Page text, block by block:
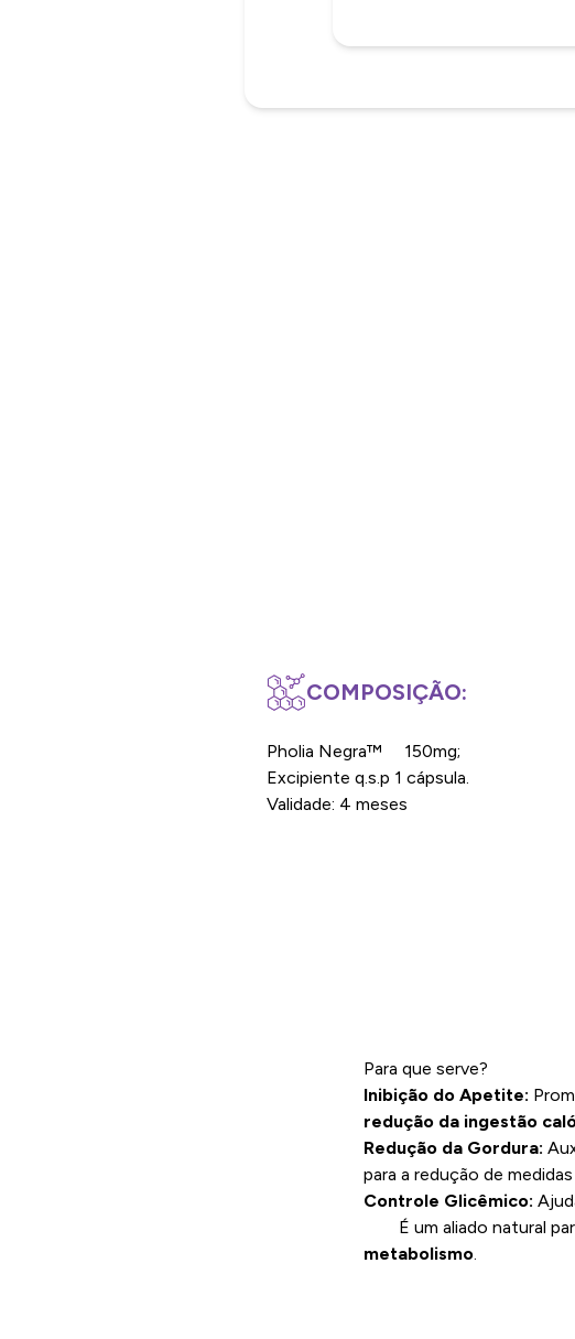
COMPOSIÇÃO:
Pholia Negra™ 150mg;
Excipiente q.s.p 1 cápsula.
Validade: 4 meses
Para que serve?
Inibição do Apetite:
redução da ingestão
Redução da Gordura:
para a redução de
Controle Glicêmico:
É um aliado natural
metabolismo.